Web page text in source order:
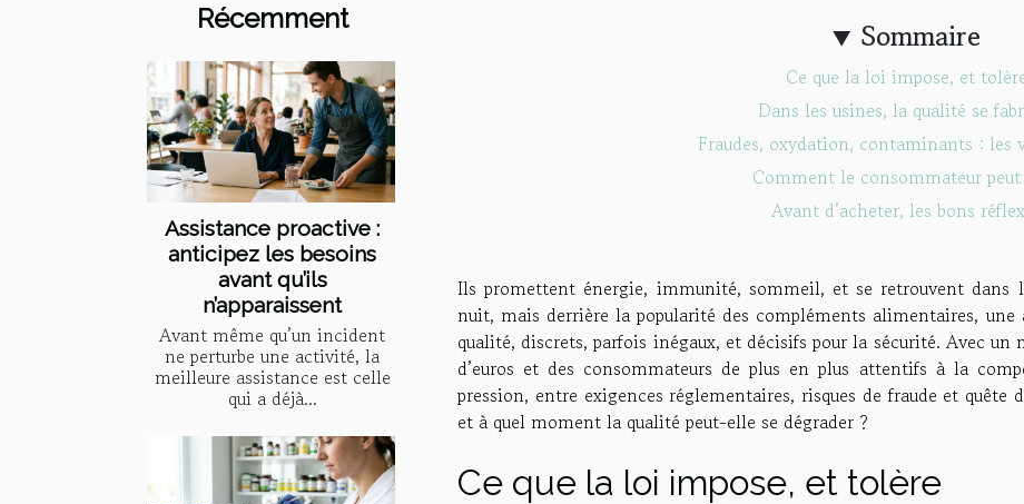
Récemment
Assistance proactive :
anticipez les besoins
avant qu’ils
n’apparaissent
Avant même qu’un incident
ne perturbe une activité, la
meilleure assistance est celle
qui a déjà...
Sommaire
Ce que la loi impose, et
Dans les usines, la qualité se
Fraudes, oxydation, contaminants : les
Comment le consommateur
Avant d’acheter, les bons
Ils promettent énergie, immunité, sommeil, et se retrouvent dans
nuit, mais derrière la popularité des compléments alimentaires, une
qualité, discrets, parfois inégaux, et décisifs pour la sécurité. Avec
d’euros et des consommateurs de plus en plus attentifs à la
pression, entre exigences réglementaires, risques de fraude et
et à quel moment la qualité peut-elle se dégrader ?
Ce que la loi impose, et tolère